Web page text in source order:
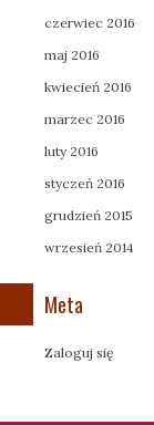
czerwiec 2016
maj 2016
kwiecień 2016
marzec 2016
luty 2016
styczeń 2016
grudzień 2015
wrzesień 2014
Meta
Zaloguj się